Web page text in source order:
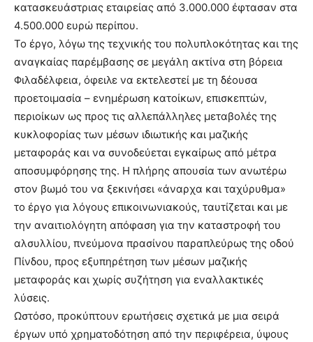
κατασκευάστριας εταιρείας από 3.000.000 έφτασαν στα
4.500.000 ευρώ περίπου.
Το έργο, λόγω της τεχνικής του πολυπλοκότητας και της
αναγκαίας παρέμβασης σε μεγάλη ακτίνα στη βόρεια
Φιλαδέλφεια, όφειλε να εκτελεστεί με τη δέουσα
προετοιμασία – ενημέρωση κατοίκων, επισκεπτών,
περιοίκων ως προς τις αλλεπάλληλες μεταβολές της
κυκλοφορίας των μέσων ιδιωτικής και μαζικής
μεταφοράς και να συνοδεύεται εγκαίρως από μέτρα
αποσυμφόρησης της. Η πλήρης απουσία των ανωτέρω
στον βωμό του να ξεκινήσει «άναρχα και ταχύρυθμα»
το έργο για λόγους επικοινωνιακούς, ταυτίζεται και με
την αναιτιολόγητη απόφαση για την καταστροφή του
αλσυλλίου, πνεύμονα πρασίνου παραπλεύρως της οδού
Πίνδου, προς εξυπηρέτηση των μέσων μαζικής
μεταφοράς και χωρίς συζήτηση για εναλλακτικές
λύσεις.
Ωστόσο, προκύπτουν ερωτήσεις σχετικά με μια σειρά
έργων υπό χρηματοδότηση από την περιφέρεια, ύψους